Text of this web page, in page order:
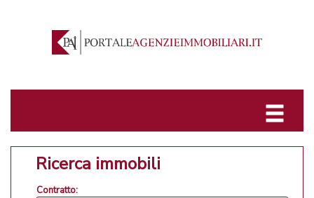
Ricerca immobili
Contratto: